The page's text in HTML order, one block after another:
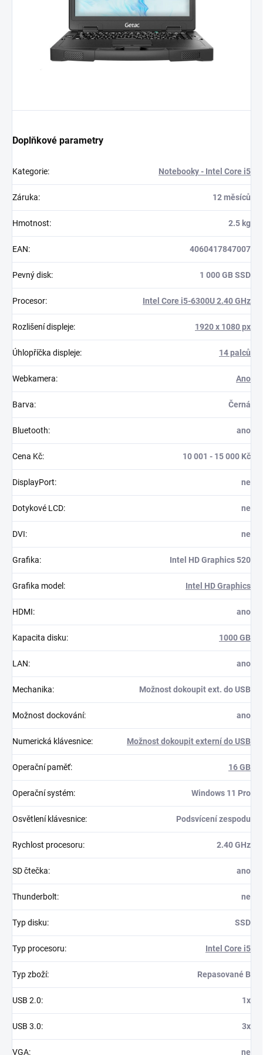
Doplňkové parametry
Kategorie: Notebooky - Intel Core i5
Záruka: 12 měsíců
Hmotnost: 2.5 kg
EAN: 4060417847007
Pevný disk: 1 000 GB SSD
Procesor: Intel Core i5-6300U 2.40 GHz
Rozlišení displeje: 1920 x 1080 px
Úhlopříčka displeje: 14 palců
Webkamera: Ano
Barva: Černá
Bluetooth: ano
Cena Kč: 10 001 - 15 000 Kč
DisplayPort: ne
Dotykové LCD: ne
DVI: ne
Grafika: Intel HD Graphics 520
Grafika model : Intel HD Graphics
HDMI: ano
Kapacita disku: 1000 GB
LAN: ano
Mechanika: Možnost dokoupit ext. do USB
Možnost dockování: ano
Numerická klávesnice: Možnost dokoupit externí do USB
Operační paměť: 16 GB
Operační systém: Windows 11 Pro
Osvětlení klávesnice: Podsvícení zespodu
Rychlost procesoru: 2.40 GHz
SD čtečka: ano
Thunderbolt: ne
Typ disku: SSD
Typ procesoru: Intel Core i5
Typ zboží: Repasované B
USB 2.0: 1x
USB 3.0: 3x
VGA: ne